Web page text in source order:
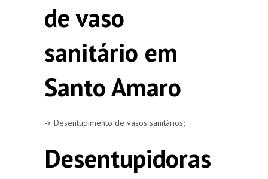
de vaso
sanitário em
Santo Amaro
-> Desentupimento de vasos sanitários;
Desentupidoras